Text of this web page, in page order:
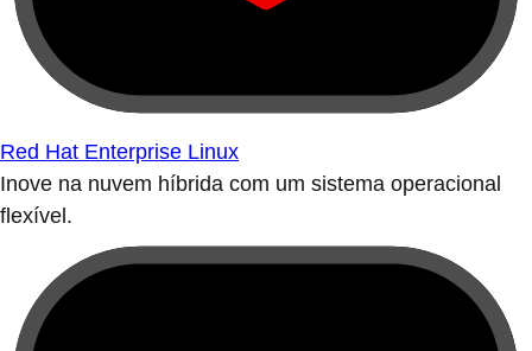
Red Hat Enterprise Linux
Inove na nuvem híbrida com um sistema operacional
flexível.